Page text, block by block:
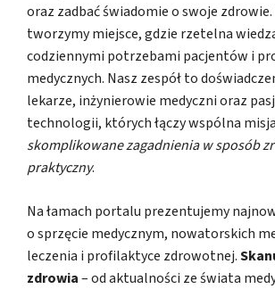
oraz zadbać świadomie o swoje
tworzymy miejsce, gdzie rzetelna
codziennymi potrzebami pacjentów i
medycznych. Nasz zespół to
lekarze, inżynierowie medyczni oraz
technologii, których łączy wspólna
skomplikowane zagadnienia w sposób
praktyczny.
Na łamach portalu prezentujemy
o sprzęcie medycznym, nowatorskich
leczenia i profilaktyce zdrowotnej.
zdrowia– od aktualności ze świata